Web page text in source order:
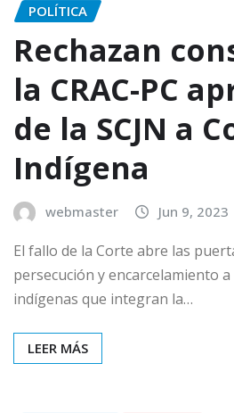
POLÍTICA
Rechazan
la CRAC-PC
de la SCJN a
Indígena
webmaster Jun 9, 2023
El fallo de la Corte abre las
persecución y encarcelamiento
indígenas que integran la…
LEER MÁS